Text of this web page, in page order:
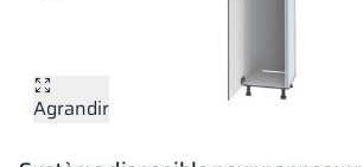
Agrandir
Agrandir
Agrandir
Agrandir
Agrandir
Agrandir